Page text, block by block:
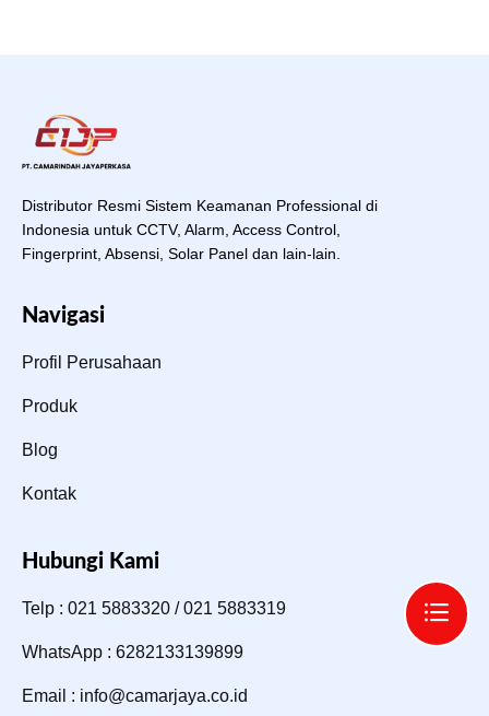
Distributor Resmi Sistem Keamanan Professional di
Indonesia untuk CCTV, Alarm, Access Control,
Fingerprint, Absensi, Solar Panel dan lain-lain.
Navigasi
Profil Perusahaan
Produk
Blog
Kontak
Hubungi Kami
Telp : 021 5883320 / 021 5883319
WhatsApp : 6282133139899
Email : info@camarjaya.co.id